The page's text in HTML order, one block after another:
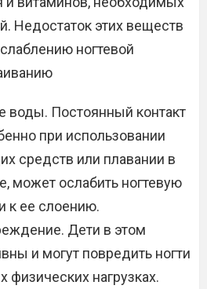
Недостаток этих веществ
ногтевой
воды. Постоянный контакт
при использовании
средств или плавании в
может ослабить ногтевую
к ее слоению.
Дети в этом
и могут повредить ногти
физических нагрузках.